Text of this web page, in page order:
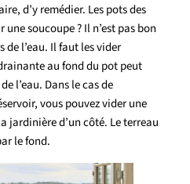
d’y remédier. Les pots des
soucoupe ? Il n’est pas bon
l’eau. Il faut les vider
au fond du pot peut
l’eau. Dans le cas de
vous pouvez vider une
jardinière d’un côté. Le terreau
le fond.